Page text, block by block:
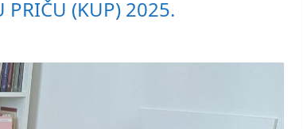
PRIČU (KUP) 2025.